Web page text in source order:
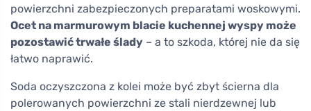
powierzchni zabezpieczonych preparatami woskowymi.
Ocet na marmurowym blacie kuchennej wyspy może
pozostawić trwałe ślady – a to szkoda, której nie da się
łatwo naprawić.
Soda oczyszczona z kolei może być zbyt ścierna dla
polerowanych powierzchni ze stali nierdzewnej lub